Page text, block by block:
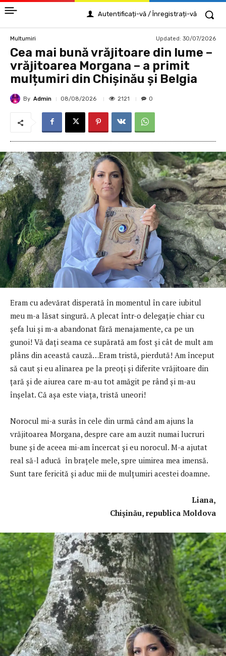
Autentificați-vă / Înregistrați-vă
Multumiri Updated: 30/07/2026
Cea mai bună vrăjitoare din lume –
vrăjitoarea Morgana – a primit
mulțumiri din Chișinău și Belgia
By Admin 08/08/2026 2121 0
Eram cu adevărat disperată în momentul în care iubitul
meu m-a lăsat singură. A plecat într-o delegaţie chiar cu
şefa lui şi m-a abandonat fără menajamente, ca pe un
gunoi! Vă daţi seama ce supărată am fost şi cât de mult am
plâns din această cauză…Eram tristă, pierdută! Am început
să caut şi eu alinarea pe la preoţi şi diferite vrăjitoare din
țară și de aiurea care m-au tot amăgit pe rând și m-au
înșelat. Că așa este viața, tristă uneori!
Norocul mi-a surâs în cele din urmă când am ajuns la
vrăjitoarea Morgana, despre care am auzit numai lucruri
bune şi de aceea mi-am încercat și eu norocul. M-a ajutat
real să-l aducă în braţele mele, spre uimirea mea imensă.
Sunt tare fericită şi aduc mii de mulţumiri acestei doamne.
Liana,
Chișinău, republica Moldova